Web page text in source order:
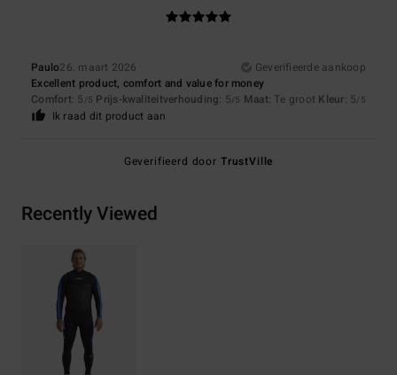
Paulo26. maart 2026
Geverifieerde aankoop
Excellent product, comfort and value for money
Comfort: 5 /5 Prijs-kwaliteitverhouding: 5/5 Maat: Te groot Kleur: 5/5
Ik raad dit product aan
Geverifieerd door TrustVille
Recently Viewed